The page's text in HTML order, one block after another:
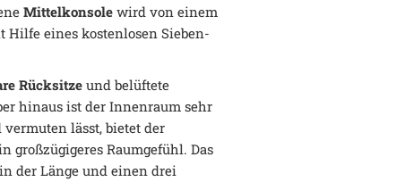
Mittelkonsole wird von einem
eines kostenlosen Sieben-
Rücksitze und belüftete
hinaus ist der Innenraum sehr
vermuten lässt, bietet der
großzügigeres Raumgefühl. Das
der Länge und einen drei